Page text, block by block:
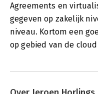
Agreements en
gegeven op zakelijk
niveau. Kortom een
op gebied van de